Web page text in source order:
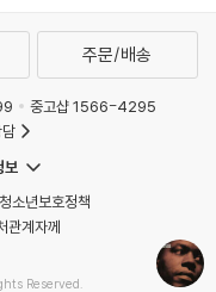
주문/배송
중고샵 1566-4295
보
청소년보호정책
관계자께
Reserved.